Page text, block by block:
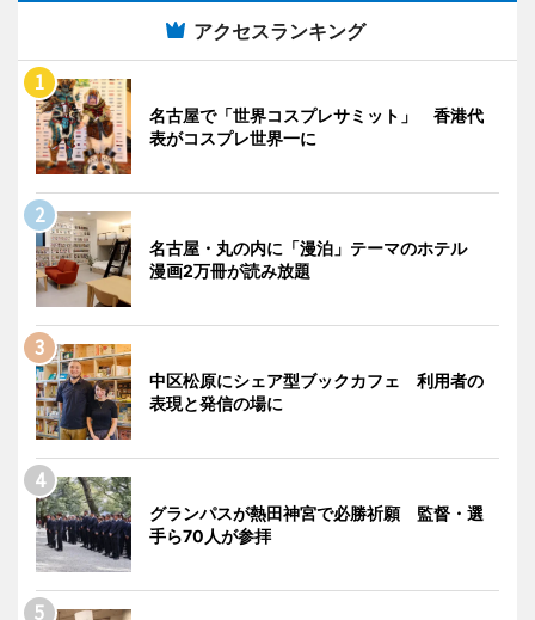
アクセスランキング
名古屋で「世界コスプレサミット」 香港代
表がコスプレ世界一に
名古屋・丸の内に「漫泊」テーマのホテル
漫画2万冊が読み放題
中区松原にシェア型ブックカフェ 利用者の
表現と発信の場に
グランパスが熱田神宮で必勝祈願 監督・選
手ら70人が参拝